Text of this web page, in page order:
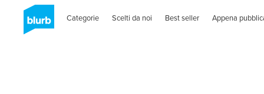
Categorie Scelti da noi Best seller Appena